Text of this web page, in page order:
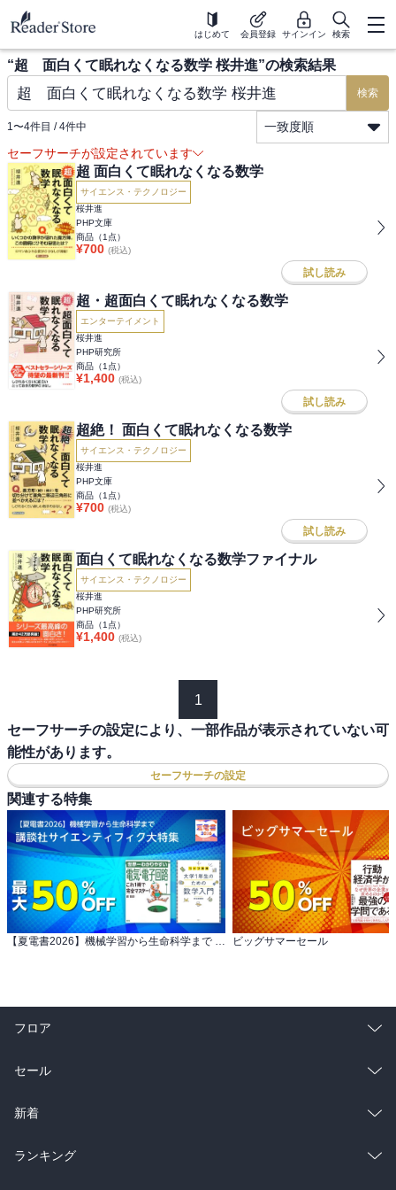
はじめて 会員登録 サインイン 検索
“超 面白くて眠れなくなる数学 桜井進”の検索結果
検索
1〜4件目 / 4件中
一致度順
セーフサーチが設定されています
超 面白くて眠れなくなる数学
サイエンス・テクノロジー
桜井進
PHP文庫
商品（1 点）
¥700 (税込)
試し読み
超・超面白くて眠れなくなる数学
エンターテイメント
桜井進
PHP研究所
商品（1 点）
¥1,400 (税込)
試し読み
超絶！ 面白くて眠れなくなる数学
サイエンス・テクノロジー
桜井進
PHP文庫
商品（1 点）
¥700 (税込)
試し読み
面白くて眠れなくなる数学ファイナル
サイエンス・テクノロジー
桜井進
PHP研究所
商品（1 点）
¥1,400 (税込)
1
セーフサーチの設定により、一部作品が表示されていない可
能性があります。
セーフサーチの設定
関連する特集
【夏電書2026】機械学習から生命科学まで 講談社サイエンティフィク大特集 ビッグサマーセール
フロア
総合
ラノベ
雑誌・グラビア
セール
総合
ラノベ
新着
総合
ランキング